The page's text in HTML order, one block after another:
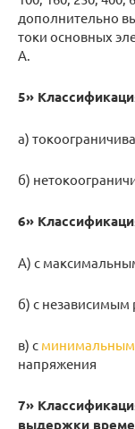
дополнительно
токи основных
А.
5»
а)
б)
6»
А) с
б) с независимым
в) с минимальным
напряжения
7»
выдержки